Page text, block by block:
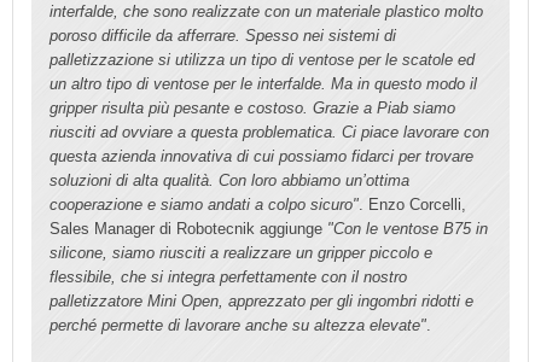
interfalde, che sono realizzate con un materiale plastico molto
poroso difficile da afferrare. Spesso nei sistemi di
palletizzazione si utilizza un tipo di ventose per le scatole ed
un altro tipo di ventose per le interfalde. Ma in questo modo il
gripper risulta più pesante e costoso. Grazie a Piab siamo
riusciti ad ovviare a questa problematica. Ci piace lavorare con
questa azienda innovativa di cui possiamo fidarci per trovare
soluzioni di alta qualità. Con loro abbiamo un’ottima
cooperazione e siamo andati a colpo sicuro" . Enzo Corcelli,
Sales Manager di Robotecnik aggiunge "Con le ventose B75 in
silicone, siamo riusciti a realizzare un gripper piccolo e
flessibile, che si integra perfettamente con il nostro
palletizzatore Mini Open, apprezzato per gli ingombri ridotti e
perché permette di lavorare anche su altezza elevate"